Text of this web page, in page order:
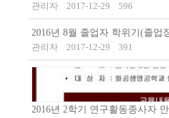
관리자
2017-12-29 596
2016년 8월 졸업자 학위기(졸업
관리자
2017-12-29 391
2016년 2학기 연구활동종사자